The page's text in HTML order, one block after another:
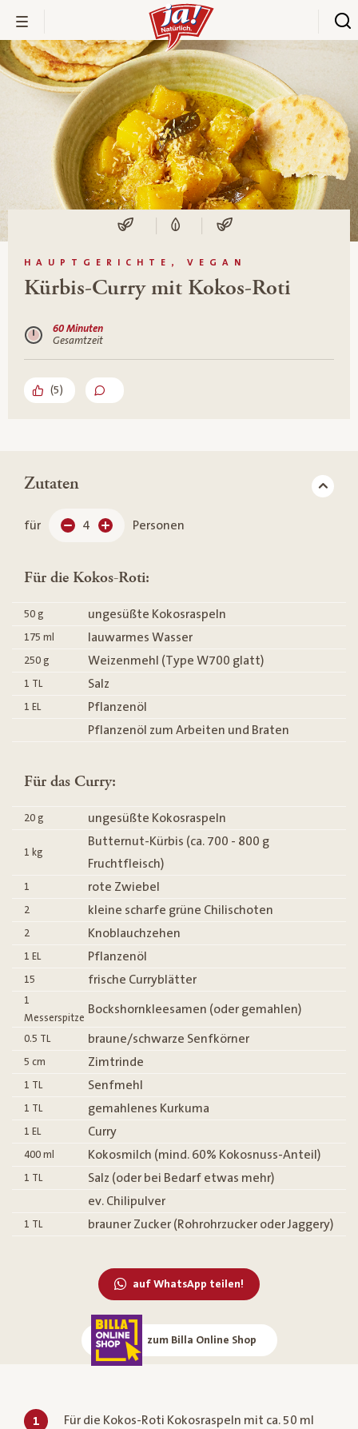
HAUPTGERICHTE, VEGAN
Kürbis-Curry mit Kokos-Roti
60 Minuten
Gesamtzeit
(5)
Zutaten
für 4 Personen
Für die Kokos-Roti:
50 g ungesüßte Kokosraspeln
175 ml lauwarmes Wasser
250 g Weizenmehl (Type W700 glatt)
1 TL Salz
1 EL
Pflanzenöl
Pflanzenöl zum Arbeiten und Braten
Für das Curry:
20 g ungesüßte Kokosraspeln
1 kg
Butternut-Kürbis (ca. 700 - 800 g
Fruchtfleisch)
1 rote Zwiebel
2 kleine scharfe grüne Chilischoten
2 Knoblauchzehen
1 EL Pflanzenöl
15 frische Curryblätter
1
Messerspitze
Bockshornkleesamen (oder gemahlen)
0.5 TL braune/schwarze Senfkörner
5 cm Zimtrinde
1 TL Senfmehl
1 TL gemahlenes Kurkuma
1 EL Curry
400 ml Kokosmilch (mind. 60% Kokosnuss-Anteil)
1 TL
Salz (oder bei Bedarf etwas mehr)
ev. Chilipulver
1 TL brauner Zucker (Rohrohrzucker oder Jaggery)
auf WhatsApp teilen!
zum Billa Online Shop
1
Für die Kokos-Roti Kokosraspeln mit ca. 50 ml